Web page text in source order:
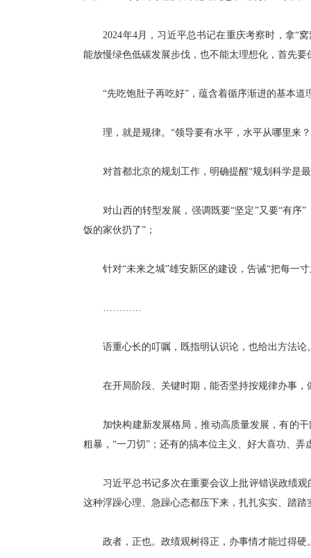
2024年4月，习近平总书记在重庆考察时，拿“窝
能放慢绿色低碳发展步伐，也不能太理想化，首先要
“先吃饱肚子再吃好”，蕴含着循序渐进的基本道
理，就是规律。“领导要有水平，水平从哪里来？
对首都北京的规划工作，明确提醒“规划科学是最
对山西的转型发展，强调既要“坚定”又要“有序”
饭的家伙扔了”；
针对“未来之城”雄安新区的建设，告诫“把每一寸
…………
语重心长的叮嘱，既指明认识论，也给出方法论
在开局阶段、关键时期，能否坚持按规律办事，
加快构建新发展格局，推动高质量发展，有的干
粗暴，“一刀切”；还有的搞本位主义、好大喜功、
习近平总书记多次在重要会议上批评错误政绩观
这种浮躁心理、急躁心态都压下来，扎扎实实、踏踏
政者，正也。政绩观树得正，办事情才能过得硬